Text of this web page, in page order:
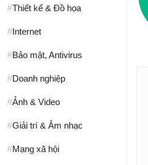
#Thiết kế & Đồ họa
#Internet
#Bảo mật, Antivirus
#Doanh nghiệp
#Ảnh & Video
#Giải trí & Âm nhạc
#Mạng xã hội